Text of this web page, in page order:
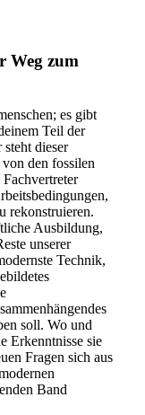
Weg zum
es gibt
Teil der
dieser
den fossilen
rekonstruieren.
Ausbildung,
unserer
nste Technik,
soll. Wo und
Erkenntnisse sie
Fragen sich aus
Band